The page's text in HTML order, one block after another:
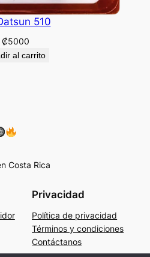
510
₡5000
al carrito
Costa Rica
Privacidad
Política de privacidad
Términos y condiciones
Contáctanos